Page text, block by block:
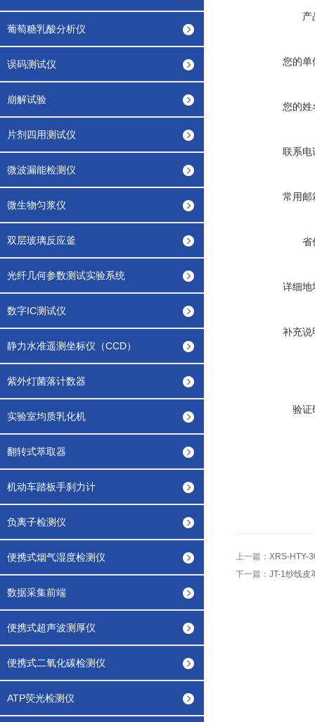
葡萄糖乳酸分析仪
误码测试仪
崩解试验
片剂四用测试仪
微波漏能检测仪
微生物匀浆仪
双层玻璃反应釜
光纤几何参数测试实验系统
数字IC测试仪
静力水准遥测坐标仪（CCD）
紫外灯菌落计数器
实验室均质乳化机
翻转式萃取器
机动车踏板手刹力计
负离子检测仪
便携式烟气湿度检测仪
数据采集前端
便携式超声波测厚仪
便携式二氧化碳检测仪
ATP荧光检测仪
产
您的单
您的姓
联系电
常用邮
省
详细地
补充说
验证
上一篇： XRS-HTY-
下一篇： JT-1纱线皮